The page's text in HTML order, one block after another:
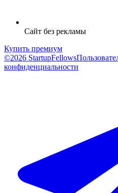
Сайт без рекламы
Купить премиум
©2026 StartupFellows
конфиденциальности